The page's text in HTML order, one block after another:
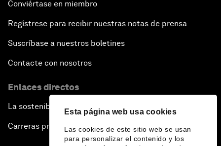
Esta página web usa cookies
Las cookies de este sitio web se usan
para personalizar el contenido y los
Conviértase en miembro
Regístrese para recibir nuestras notas de prensa
Suscríbase a nuestros boletines
Contacte con nosotros
Enlaces directos
La sostenibilidad en el Foro
Carreras profesionales